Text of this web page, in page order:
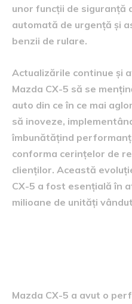
unor funcții de siguranță
automată de urgență și
benzii de rulare.
Actualizările continue și
Mazda CX-5 să se
auto din ce în ce mai
să inoveze,
îmbunătățind
conforma cerințelor de
clienților. Această
CX-5 a fost esențială în
milioane de unități
Mazda CX-5 a avut o